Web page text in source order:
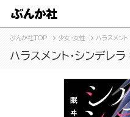
ぶんか社TOP 少女・女性 ハラスメン
ハラスメント・シンデレ